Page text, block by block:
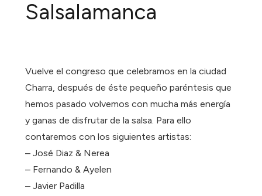
Salsalamanca
Vuelve el congreso que celebramos en la ciudad
Charra, después de éste pequeño paréntesis que
hemos pasado volvemos con mucha más energía
y ganas de disfrutar de la salsa. Para ello
contaremos con los siguientes artistas:
– José Diaz & Nerea
– Fernando & Ayelen
– Javier Padilla